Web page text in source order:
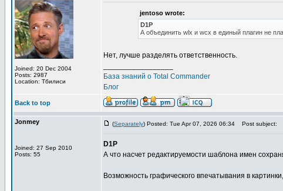
Joined: 20 Dec 2004
Posts: 2987
Location: Тбилиси
jentoso wrote:
D1P
А объединить wlx и wcx в единый плагин не
Нет, лучше разделять ответственность.
База знаний о Total Commander
Блог
Back to top
Jonmey
Joined: 27 Sep 2010
Posts: 55
(Separately) Posted: Tue Apr 07, 2026 06:34 Post subject:
D1P
А что насчет редактируемости шаблона имен
Возможность графического впечатывания в